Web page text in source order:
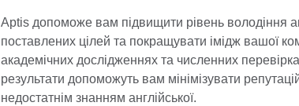
Aptis допоможе вам підвищити рівень володіння
поставлених цілей та покращувати імідж вашої
академічних дослідженнях та численних
результати допоможуть вам мінімізувати
недостатнім знанням англійської.